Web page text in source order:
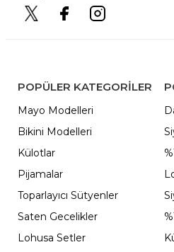
POPÜLER KATEGORILER
Mayo Modelleri
Bikini Modelleri
Külotlar
Pijamalar
Toparlayıcı Sütyenler
Saten Gecelikler
Lohusa Setler